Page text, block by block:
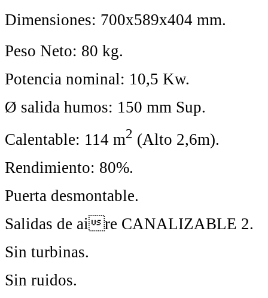
Dimensiones: 700x589x404 mm.
Peso Neto: 80 kg.
Potencia nominal: 10,5 Kw.
Ø salida humos: 150 mm Sup.
Calentable: 114 m2 (Alto 2,6m).
Rendimiento: 80%.
Puerta desmontable.
Salidas de aire CANALIZABLE 2.
Sin turbinas.
Sin ruidos.